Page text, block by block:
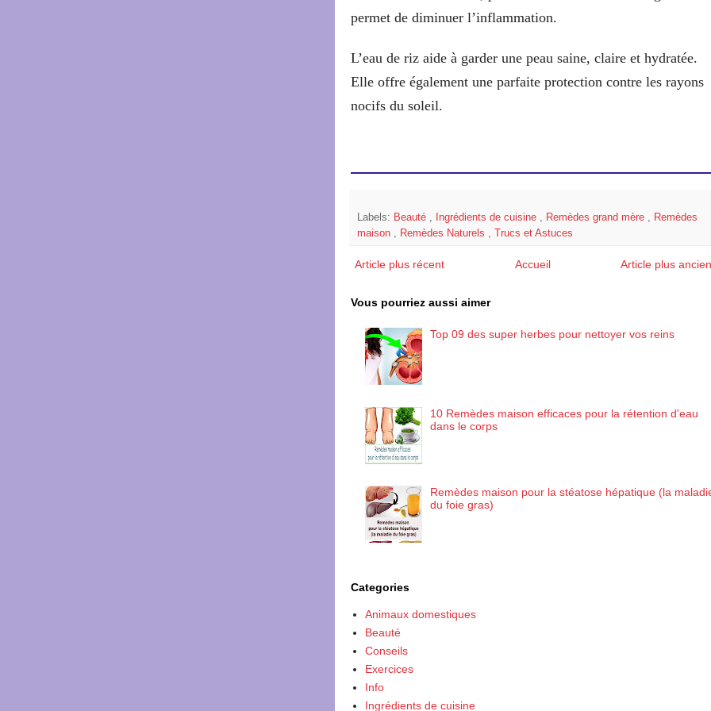
permet de diminuer l’inflammation.
L’eau de riz aide à garder une peau saine, claire et hydratée.
Elle offre également une parfaite protection contre les rayons
nocifs du soleil.
Labels: Beauté , Ingrédients de cuisine , Remèdes grand mère , Remèdes
maison , Remèdes Naturels , Trucs et Astuces
Article plus récent Article plus ancien
Accueil
Vous pourriez aussi aimer
Top 09 des super herbes pour nettoyer vos reins
10 Remèdes maison efficaces pour la rétention d'eau
dans le corps
Remèdes maison pour la stéatose hépatique (la
du foie gras)
Categories
Animaux domestiques
Beauté
Conseils
Exercices
Info
Ingrédients de cuisine